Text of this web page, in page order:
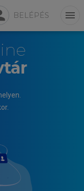
BELÉPÉS menu